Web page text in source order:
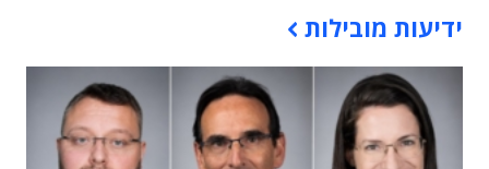
ידיעות מובילות